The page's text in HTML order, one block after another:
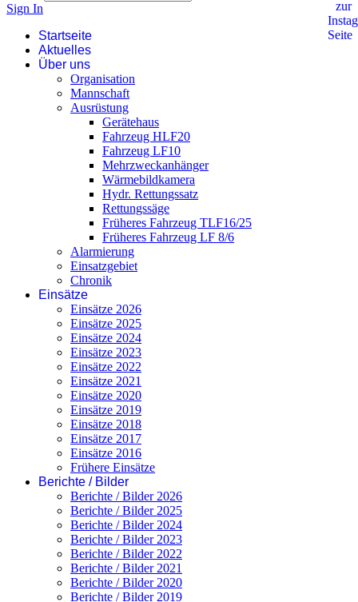
Sign In
Startseite
Aktuelles
Über uns
Organisation
Mannschaft
Ausrüstung
Gerätehaus
Fahrzeug HLF20
Fahrzeug LF10
Mehrzweckanhänger
Wärmebildkamera
Hydr. Rettungssatz
Rettungssäge
Früheres Fahrzeug TLF16/25
Früheres Fahrzeug LF 8/6
Alarmierung
Einsatzgebiet
Chronik
Einsätze
Einsätze 2026
Einsätze 2025
Einsätze 2024
Einsätze 2023
Einsätze 2022
Einsätze 2021
Einsätze 2020
Einsätze 2019
Einsätze 2018
Einsätze 2017
Einsätze 2016
Frühere Einsätze
Berichte / Bilder
Berichte / Bilder 2026
Berichte / Bilder 2025
Berichte / Bilder 2024
Berichte / Bilder 2023
Berichte / Bilder 2022
Berichte / Bilder 2021
Berichte / Bilder 2020
Berichte / Bilder 2019